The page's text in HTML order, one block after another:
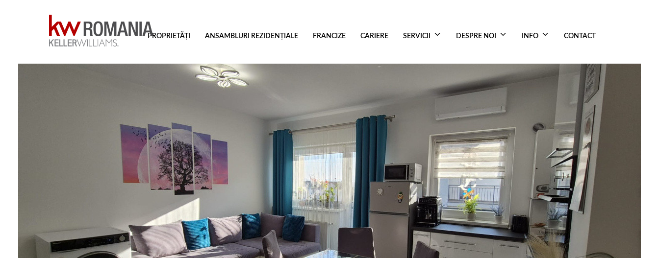
PROPRIETĂȚI ANSAMBLURI REZIDENŢIALE FRANCIZE CARIERE SERVICII DESPRE NOI INFO CONTACT